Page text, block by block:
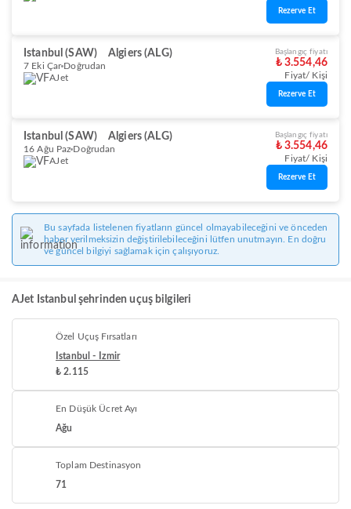
Rezerve Et
Istanbul (SAW) Algiers (ALG)
7 Eki Çar Doğrudan
AJet
Başlangıç fiyatı
₺ 3.554,46
Fiyat/ Kişi
Rezerve Et
Istanbul (SAW) Algiers (ALG)
16 Ağu Paz Doğrudan
AJet
Başlangıç fiyatı
₺ 3.554,46
Fiyat/ Kişi
Rezerve Et
Bu sayfada listelenen fiyatların güncel olmayabileceğini ve önceden
haber verilmeksizin değiştirilebileceğini lütfen unutmayın. En doğru
ve güncel bilgiyi sağlamak için çalışıyoruz.
AJet Istanbul şehrinden uçuş bilgileri
Özel Uçuş Fırsatları
Istanbul - Izmir
₺ 2.115
En Düşük Ücret Ayı
Ağu
Toplam Destinasyon
71